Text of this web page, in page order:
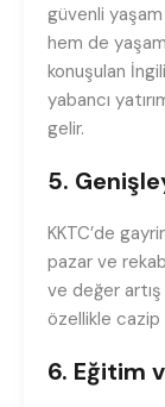
güvenli yaşam
hem de
konuşulan
yabancı
gelir.
5.
KKTC’de
pazar ve
ve değer artış
özellikle cazip
6. Eğitim